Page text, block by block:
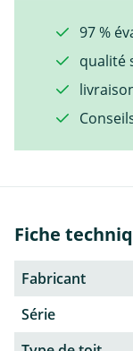
97 %
qualité
Fiche
Fabricant
Série